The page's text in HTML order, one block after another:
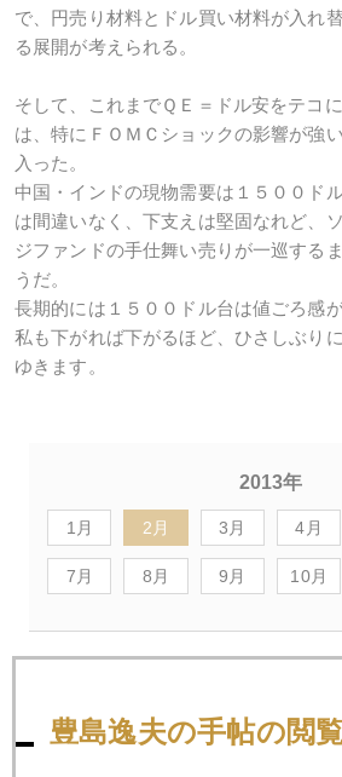
で、円売り材料とドル買い材料が入れ
る展開が考えられる。
そして、これまでＱＥ＝ドル安をテコ
は、特にＦＯＭＣショックの影響が強
入った。
中国・インドの現物需要は１５００ド
は間違いなく、下支えは堅固なれど、
ジファンドの手仕舞い売りが一巡する
うだ。
長期的には１５００ドル台は値ごろ感
私も下がれば下がるほど、ひさしぶり
ゆきます。
2013年
1月 2月 3月 4月
7月 8月 9月 10月
豊島逸夫の手帖の閲